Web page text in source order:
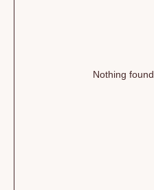
Nothing found